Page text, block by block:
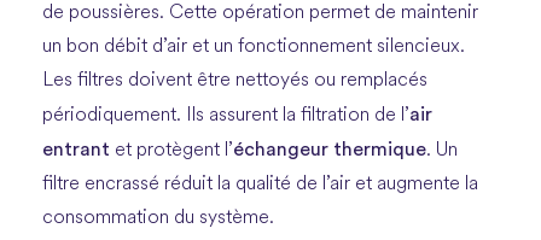
de poussières. Cette opération permet de maintenir
un bon débit d’air et un fonctionnement silencieux.
Les filtres doivent être nettoyés ou remplacés
périodiquement. Ils assurent la filtration de l’air
entrant et protègent l’échangeur thermique. Un
filtre encrassé réduit la qualité de l’air et augmente la
consommation du système.